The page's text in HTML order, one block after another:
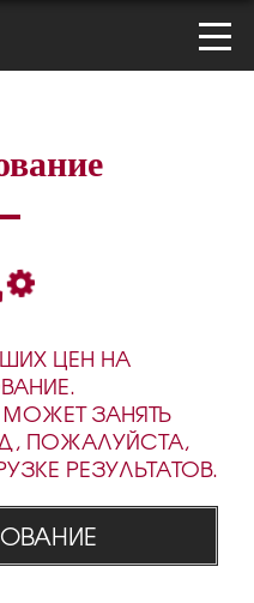
ЦЕН НА
ЗАНЯТЬ
ПОЖАЛУЙСТА,
РЕЗУЛЬТАТОВ.